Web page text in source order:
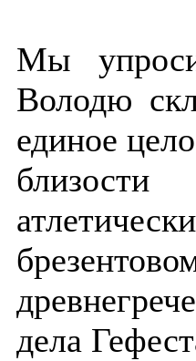
Мы
Володю
единое
дела